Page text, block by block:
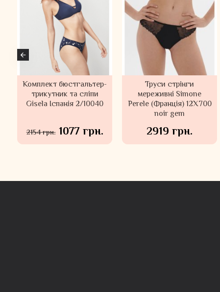
Комплект бюстгальтер-
трикутник та сліпи
Gisela Іспанія 2/10040
2154 грн. 1077 грн.
Труси стрінги
мереживні Simone
Perele (Франція) 12X700
noir gem
2919 грн.
Безшовні високі
трусики танга Gisela
Іспанія 1/0231
689 грн.
Безшовні трусики
високі сліпи Gisela
Іспанія 1/10027
819 грн.